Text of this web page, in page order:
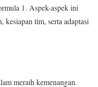
1. Aspek-aspek ini
kesiapan tim, serta adaptasi
meraih kemenangan.